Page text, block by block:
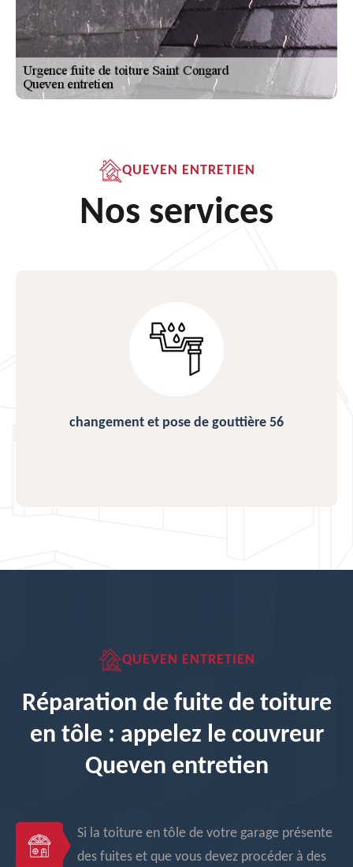
QUEVEN ENTRETIEN
Nos services
changement et pose de gouttière 56
QUEVEN ENTRETIEN
Réparation de fuite de toiture
en tôle : appelez le couvreur
Queven entretien
Si la toiture en tôle de votre garage présente
des fuites et que vous devez procéder à des